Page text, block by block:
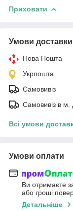
Приховати
Умови доставки
Нова Пошта
Укрпошта
Самовивіз
Самовивіз в м.
Всі умови
Умови оплати
Ви отримаєте
або гроші
Детальніше